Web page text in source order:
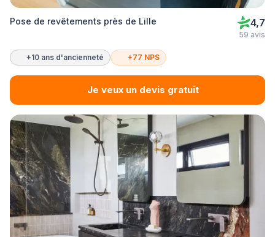
Pose de revêtements près de Lille 4,7
59 avis
+10 ans d'ancienneté +77 NPS
Je veux un devis gratuit